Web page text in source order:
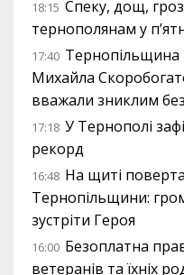
18:15 Спеку, дощ,
тернополянам у
17:40 Тернопільщина
Михайла
вважали зниклим
17:18 У Тернополі
рекорд
16:48 На щиті
Тернопільщини:
зустріти Героя
16:00 Безоплатна
ветеранів та їхніх